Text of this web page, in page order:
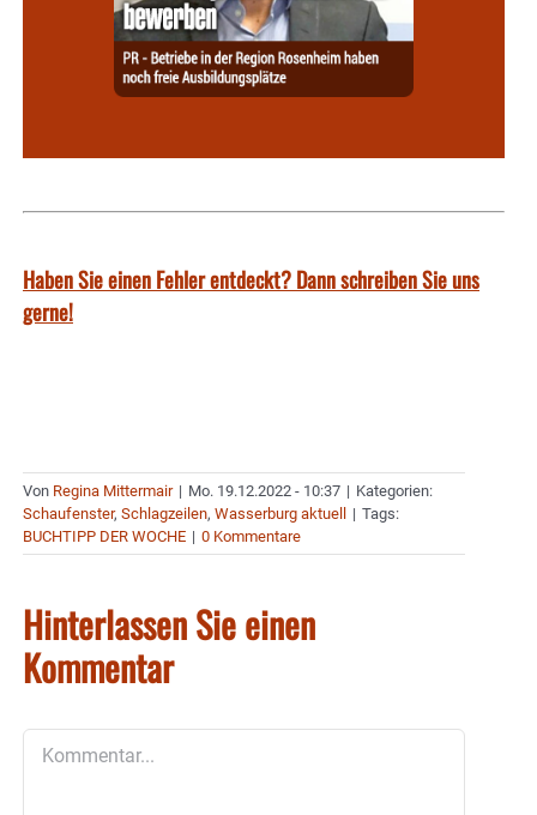
Haben Sie einen Fehler entdeckt? Dann schreiben Sie uns
gerne!
Von Regina Mittermair | Mo. 19.12.2022 - 10:37 | Kategorien:
Schaufenster, Schlagzeilen, Wasserburg aktuell | Tags:
BUCHTIPP DER WOCHE | 0 Kommentare
Hinterlassen Sie einen
Kommentar